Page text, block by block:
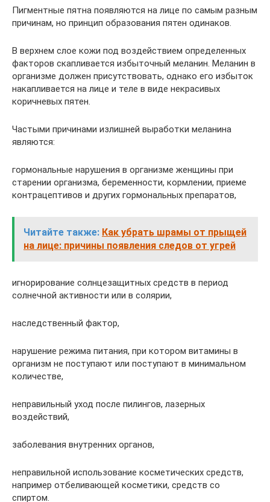
Пигментные пятна появляются на лице по самым разным
причинам, но принцип образования пятен одинаков.
В верхнем слое кожи под воздействием определенных
факторов скапливается избыточный меланин. Меланин в
организме должен присутствовать, однако его избыток
накапливается на лице и теле в виде некрасивых
коричневых пятен.
Частыми причинами излишней выработки меланина
являются:
гормональные нарушения в организме женщины при
старении организма, беременности, кормлении, приеме
контрацептивов и других гормональных препаратов,
Читайте также: Как убрать шрамы от прыщей
на лице: причины появления следов от угрей
игнорирование солнцезащитных средств в период
солнечной активности или в солярии,
наследственный фактор,
нарушение режима питания, при котором витамины в
организм не поступают или поступают в минимальном
количестве,
неправильный уход после пилингов, лазерных
воздействий,
заболевания внутренних органов,
неправильной использование косметических средств,
например отбеливающей косметики, средств со
спиртом.